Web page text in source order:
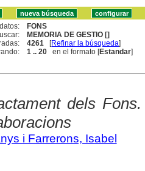
FONS
MEMORIA DE GESTIO []
4261 [Refinar la búsqueda]
1 .. 20 en el formato [Estandar]
dels
i Farrerons, Isabel